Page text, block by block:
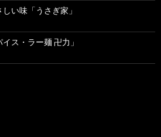
い味「うさぎ家」
ス・ラー麺 卍力」